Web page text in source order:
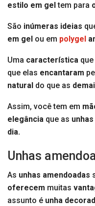
estilo em gel tem para
São inúmeras ideias
em gel ou em polygel
Uma característica
que elas encantaram
natural do que as
Assim, você tem em
elegância que as
dia.
Unhas
As unhas amendoadas
oferecem muitas
assunto é unha